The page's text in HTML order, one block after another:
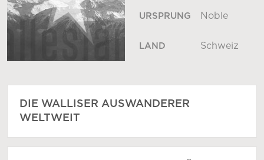
URSPRUNG Noble
LAND Schweiz
DIE WALLISER AUSWANDERER
WELTWEIT